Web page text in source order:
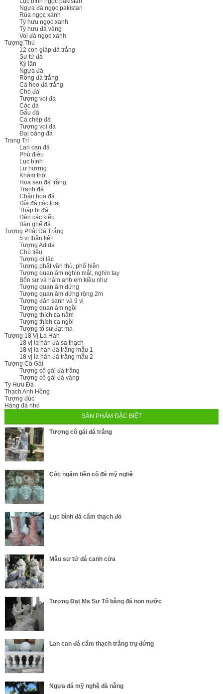
Ngựa đá ngọc pakistan
Rùa ngọc xanh
Tỳ hưu ngọc xanh
Tỳ hưu đá vàng
Voi đá ngọc xanh
Tượng Thú
12 con giáp đá trắng
Sư tử đá
Kỳ lân
Ngựa đá
Rồng đá trắng
Cá heo đá trắng
Chó đá
Tượng voi đá
Cóc đá
Gấu đá
Cá chép đá
Tượng voi đá
Đại bàng đá
Trang Trí
Lan can đá
Phù điêu
Lục bình
Lư hương
Khám thờ
Hoa sen đá trắng
Tranh đá
Chậu hoa đá
Đĩa đá các loại
Tháp bi đá
Đèn các kiểu
Bàn ghế đá
Tượng Phật Đá Trắng
5 vị thần tiên
Tượng Adida
Chú tiểu
Tượng di lặc
Tượng phật văn thù, phổ hiền
Tượng quan âm nghìn mắt, nghìn tay
Bổn sư và năm anh em kiều như
Tượng quan âm đứng
Tượng quan âm đứng rộng 2m
Tượng đản sanh và 9 vị
Tượng quan âm ngồi
Tượng thích ca nằm
Tượng thích ca ngồi
Tượng tổ sư đạt ma
Tượng 18 Vị La Hán
18 vị la hán đá sa thạch
18 vị la hán đá trắng mẫu 1
18 vị la hán đá trắng mẫu 2
Tượng Cô Gái
Tượng cô gái đá trắng
Tượng cô gái đá vàng
Tỳ Hưu Đá
Thạch Anh Hồng
Tượng đúc
Hàng đá nhỏ
SẢN PHẨM ĐẶC BIỆT
Tượng cô gái đá trắng
Cóc ngậm tiền cổ đá mỹ nghệ
Lục bình đá cẩm thạch đỏ
Mẫu sư tử đá canh cửa
Tượng Đạt Ma Sư Tổ bằng đá non nước
Lan can đá cẩm thạch trắng trụ đứng
Ngựa đá mỹ nghệ đà nẵng